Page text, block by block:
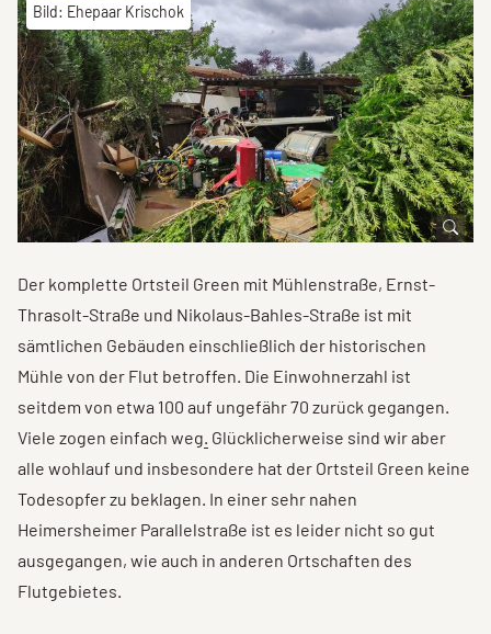
Bild: Ehepaar Krischok
Der komplette Ortsteil Green mit Mühlenstraße, Ernst-
Thrasolt-Straße und Nikolaus-Bahles-Straße ist mit
sämtlichen Gebäuden einschließlich der historischen
Mühle von der Flut betroffen. Die Einwohnerzahl ist
seitdem von etwa 100 auf ungefähr 70 zurück gegangen.
Viele zogen einfach weg Glücklicherweise sind wir aber
alle wohlauf und insbesondere hat der Ortsteil Green keine
Todesopfer zu beklagen. In einer sehr nahen
Heimersheimer Parallelstraße ist es leider nicht so gut
ausgegangen, wie auch in anderen Ortschaften des
Flutgebietes.